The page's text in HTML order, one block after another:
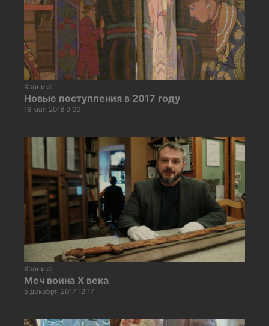
Хроника
Новые поступления в 2017 году
16 мая 2018 9:00
Хроника
Меч воина X века
5 декабря 2017 12:17